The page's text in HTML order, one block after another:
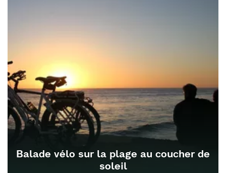
Balade vélo sur la plage au coucher de
soleil